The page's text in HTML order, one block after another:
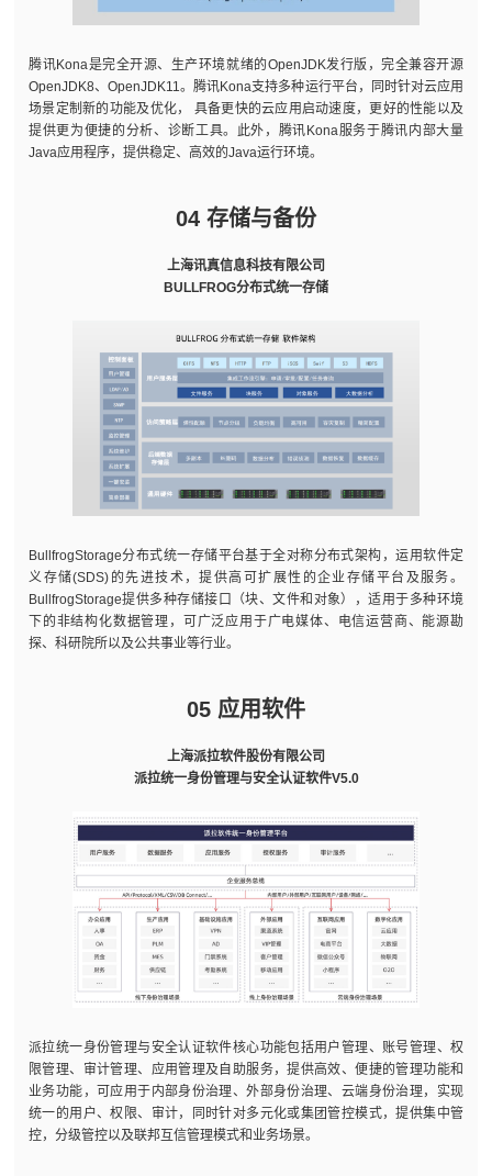
腾讯Kona是完全开源、生产环境就绪的OpenJDK发行版，完全兼容开源
OpenJDK8、OpenJDK11。腾讯Kona支持多种运行平台，同时针对云应用
场景定制新的功能及优化， 具备更快的云应用启动速度，更好的性能以及
提供更为便捷的分析、诊断工具。此外，腾讯Kona服务于腾讯内部大量
Java应用程序，提供稳定、高效的Java运行环境。
04 存储与备份
上海讯真信息科技有限公司
BULLFROG分布式统一存储
BullfrogStorage分布式统一存储平台基于全对称分布式架构，运用软件定
义存储(SDS)的先进技术，提供高可扩展性的企业存储平台及服务。
BullfrogStorage提供多种存储接口（块、文件和对象），适用于多种环境
下的非结构化数据管理，可广泛应用于广电媒体、电信运营商、能源勘
探、科研院所以及公共事业等行业。
05 应用软件
上海派拉软件股份有限公司
派拉统一身份管理与安全认证软件V5.0
派拉统一身份管理与安全认证软件核心功能包括用户管理、账号管理、权
限管理、审计管理、应用管理及自助服务，提供高效、便捷的管理功能和
业务功能，可应用于内部身份治理、外部身份治理、云端身份治理，实现
统一的用户、权限、审计，同时针对多元化或集团管控模式，提供集中管
控，分级管控以及联邦互信管理模式和业务场景。